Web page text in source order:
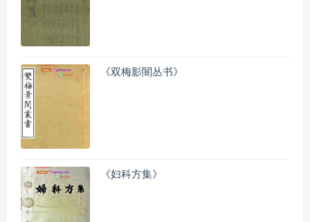
《双梅影闇丛书》
《妇科方集》